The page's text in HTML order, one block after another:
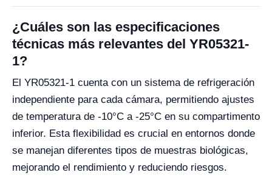
¿Cuáles son las especificaciones
técnicas más relevantes del YR05321-
1?
El YR05321-1 cuenta con un sistema de refrigeración
independiente para cada cámara, permitiendo ajustes
de temperatura de -10°C a -25°C en su compartimento
inferior. Esta flexibilidad es crucial en entornos donde
se manejan diferentes tipos de muestras biológicas,
mejorando el rendimiento y reduciendo riesgos.